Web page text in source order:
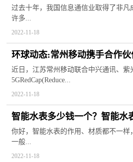
跃迁
过去十年，我国信息通信业取得了非凡
许多...
2022-11-18
环球动态:常州移动携手合作
术测试
近日，江苏常州移动联合中兴通讯、紫
5GRedCap(Reduce...
2022-11-18
智能水表多少钱一个？智能水
些？
你好，智能水表的作用、材质都不一样
一般...
2022-11-18